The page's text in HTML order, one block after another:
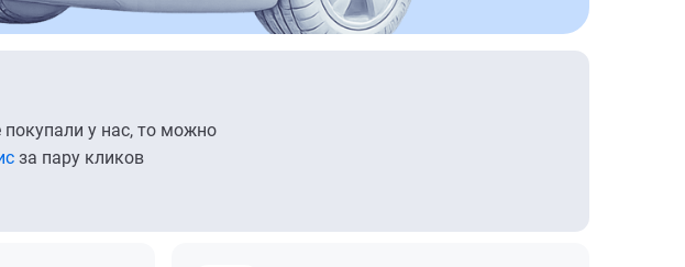
покупали у нас, то можно
за пару кликов